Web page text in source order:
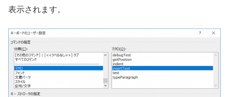
表示されます。